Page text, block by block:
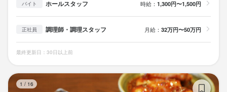
バイト ホールスタッフ 時給： 1,300円〜1,500円
正社員 調理師・調理スタッフ 月給： 32万円〜50万円
最終更新日：30日以上前
1 / 16